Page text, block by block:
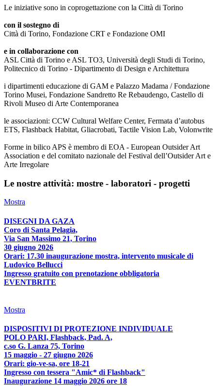
Le iniziative sono in coprogettazione con la Città di Torino
con il sostegno di
Città di Torino, Fondazione CRT e Fondazione OMI
e in collaborazione con
ASL Città di Torino e ASL TO3, Università degli Studi di Torino,
Politecnico di Torino - Dipartimento di Design e Architettura
i dipartimenti educazione di GAM e Palazzo Madama / Fondazione
Torino Musei, Fondazione Sandretto Re Rebaudengo, Castello di
Rivoli Museo di Arte Contemporanea
le associazioni: CCW Cultural Welfare Center, Fermata d’autobus
ETS, Flashback Habitat, Gliacrobati, Tactile Vision Lab, Volonwrite
Forme in bilico APS è membro di EOA - European Outsider Art
Association e del comitato nazionale del Festival dell’Outsider Art e
Arte Irregolare
Le nostre attività: mostre - laboratori - progetti
Mostra
DISEGNI DA GAZA
Coro di Santa Pelagia,
Via San Massimo 21, Torino
30 giugno 2026
Orari: 17.30 inaugurazione mostra, intervento musicale di
Ludovico Bellucci
Ingresso gratuito con prenotazione obbligatoria
EVENTBRITE
Mostra
DISPOSITIVI DI PROTEZIONE INDIVIDUALE
POLO PARI, Flashback, Pad. A,
c.so G. Lanza 75, Torino
15 maggio - 27 giugno 2026
Orari: gio-ve-sa, ore 18-21
Ingresso con tessera "Amic* di Flashback"
Inaugurazione 14 maggio 2026 ore 18